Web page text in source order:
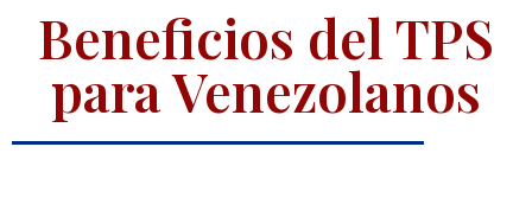
Beneficios del TPS
para Venezolanos